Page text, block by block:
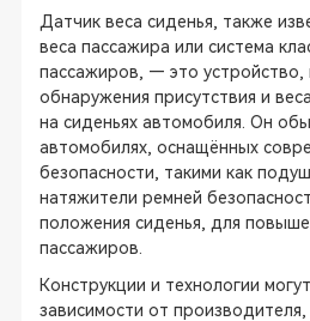
Датчик веса сиденья, также
веса пассажира или система
пассажиров, — это устройство,
обнаружения присутствия и
на сиденьях автомобиля. Он
автомобилях, оснащённых
безопасности, такими как
натяжители ремней
положения сиденья, для
пассажиров.
Конструкции и технологии
зависимости от